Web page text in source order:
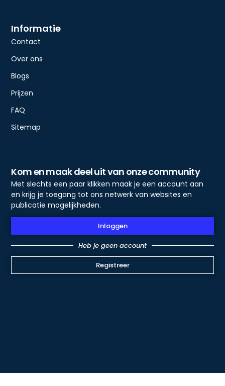
Informatie
Contact
Over ons
Blogs
Prijzen
FAQ
Sitemap
Kom en maak deel uit van onze community
Met slechts een paar klikken maak je een account aan
en krijg je toegang tot ons netwerk van websites en
publicatie mogelijkheden.
Inloggen
Heb je geen account
Registreer